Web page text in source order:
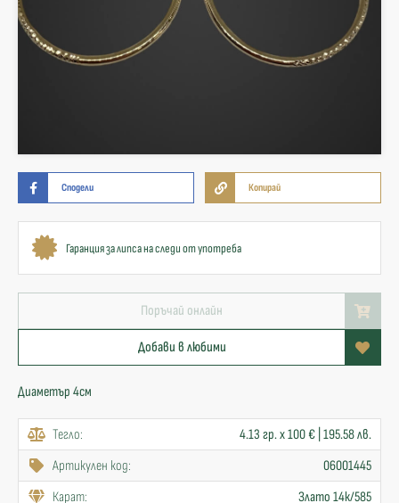
Сподели Копирай
Гаранция за липса на следи от употреба
Поръчай онлайн
Добави в любими
Диаметър 4см
Тегло:
4.13 гр. x 100 € | 195.58 лв.
Артикулен код:
06001445
Карат:
Злато 14к/585